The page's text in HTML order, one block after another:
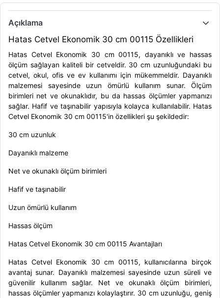
Açıklama
Hatas Cetvel Ekonomik 30 cm 00115 Özellikleri
Hatas Cetvel Ekonomik 30 cm 00115, dayanıklı ve hassas
ölçüm sağlayan kaliteli bir cetveldir. 30 cm uzunluğundaki bu
cetvel, okul, ofis ve ev kullanımı için mükemmeldir. Dayanıklı
malzemesi sayesinde uzun ömürlü kullanım sunar. Ölçüm
birimleri net ve okunaklıdır, bu da hassas ölçümler yapmanızı
sağlar. Hafif ve taşınabilir yapısıyla kolayca kullanılabilir. Hatas
Cetvel Ekonomik 30 cm 00115'in özellikleri şu şekildedir:
30 cm uzunluk
Dayanıklı malzeme
Net ve okunaklı ölçüm birimleri
Hafif ve taşınabilir
Uzun ömürlü kullanım
Hassas ölçüm
Hatas Cetvel Ekonomik 30 cm 00115 Avantajları
Hatas Cetvel Ekonomik 30 cm 00115, kullanıcılarına birçok
avantaj sunar. Dayanıklı malzemesi sayesinde uzun süreli ve
güvenilir kullanım sağlar. Net ve okunaklı ölçüm birimleri,
hassas ölçümler yapmanızı kolaylaştırır. 30 cm uzunluğu, geniş